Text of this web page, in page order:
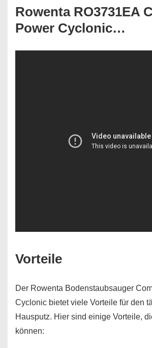
Rowenta RO3731EA
Power Cyclonic…
Vorteile
Der Rowenta Bodenstaubsauger
Cyclonic bietet viele Vorteile für den
Hausputz. Hier sind einige Vorteile,
können: